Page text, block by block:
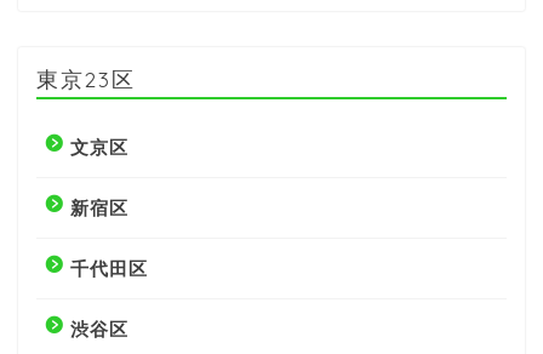
東京23区
文京区
新宿区
千代田区
渋谷区